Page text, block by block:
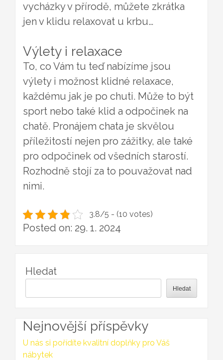
vycházky v přírodě, můžete zkrátka
jen v klidu relaxovat u krbu…
Výlety i relaxace
To, co Vám tu teď nabízíme jsou
výlety i možnost klidné relaxace,
každému jak je po chuti. Může to být
sport nebo také klid a odpočinek na
chatě. Pronájem chata je skvělou
příležitostí nejen pro zážitky, ale také
pro odpočinek od všedních starostí.
Rozhodně stojí za to pouvažovat nad
nimi.
3.8/5 - (10 votes)
Posted on: 29. 1. 2024
Hledat
Hledat
Nejnovější příspěvky
U nás si pořídíte kvalitní doplňky pro Váš
nábytek